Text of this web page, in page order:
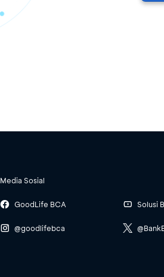
Media Sosial
GoodLife BCA
@goodlifebca
Solusi